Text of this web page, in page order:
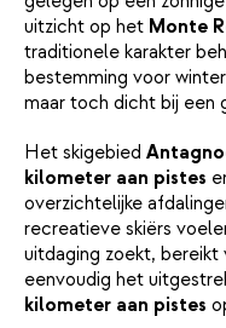
uitzicht op het Monte
traditionele karakter
bestemming voor
maar toch dicht bij een
Het skigebied
kilometer aan pistes
overzichtelijke
recreatieve skiërs
uitdaging zoekt,
eenvoudig het
kilometer aan pistes